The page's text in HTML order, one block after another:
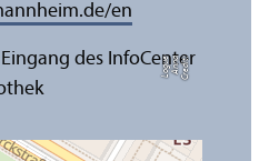
C
r
e
di
t:
A
n
n
a
L
o
g
u
e
en